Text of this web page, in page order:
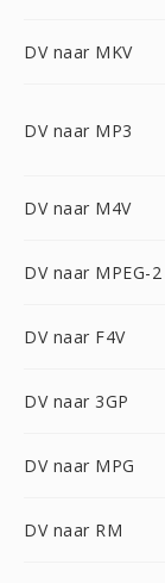
DV naar MKV
DV naar MP3
DV naar M4V
DV naar MPEG-2
DV naar F4V
DV naar 3GP
DV naar MPG
DV naar RM